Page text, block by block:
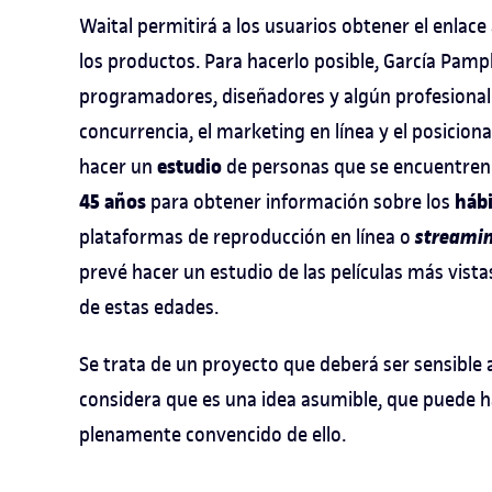
Waital permitirá a los usuarios obtener el
los productos. Para hacerlo posible, García
programadores, diseñadores y algún
concurrencia, el marketing en línea y el
hacer un estudio de personas que se
45 años para obtener información sobre los
plataformas de reproducción en línea o
prevé hacer un estudio de las películas más
de estas edades.
Se trata de un proyecto que deberá ser
considera que es una idea asumible, que puede
plenamente convencido de ello.